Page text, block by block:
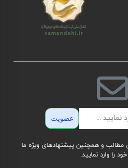
عضویت
مطالب و همچنین پیشنهادهای ویژه ما
را وارد نمایید.